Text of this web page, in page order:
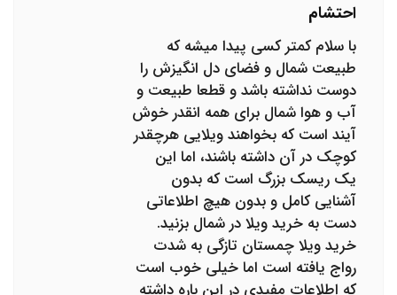
احتشام
با سلام کمتر کسی پیدا میشه که
طبیعت شمال و فضای دل انگیزش را
دوست نداشته باشد و قطعا طبیعت و
آب و هوا شمال برای همه انقدر خوش
آیند است که بخواهند ویلایی هرچقدر
کوچک در آن داشته باشند، اما این
یک ریسک بزرگ است که بدون
آشنایی کامل و بدون هیچ اطلاعاتی
دست به خرید ویلا در شمال بزنید.
خرید ویلا چمستان تازگی به شدت
رواج یافته است اما خیلی خوب است
که اطلاعات مفیدی در این باره داشته